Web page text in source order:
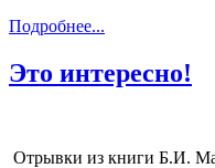
Подробнее...
Это интересно!
Отрывки из книги Б.И.